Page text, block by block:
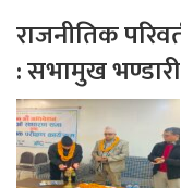
राजनीतिक
: सभामुख भण्डारी